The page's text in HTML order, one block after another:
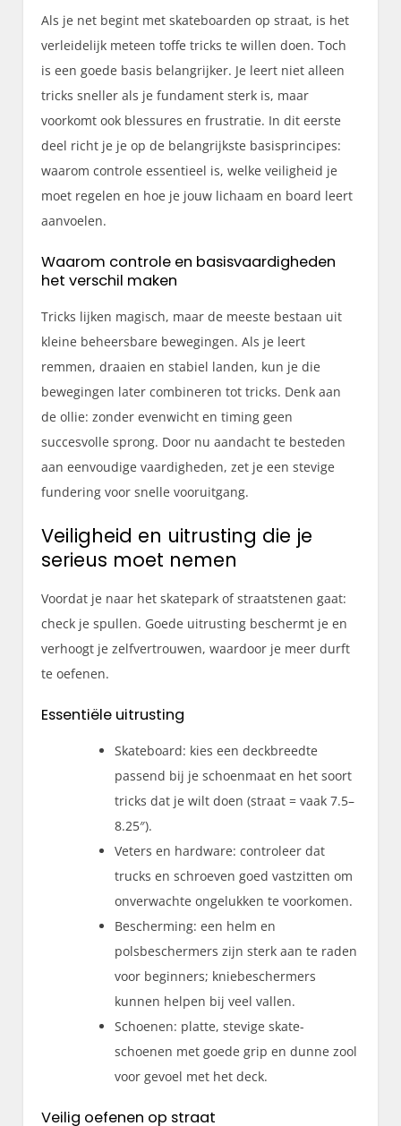
Als je net begint met skateboarden op straat, is het
verleidelijk meteen toffe tricks te willen doen. Toch
is een goede basis belangrijker. Je leert niet alleen
tricks sneller als je fundament sterk is, maar
voorkomt ook blessures en frustratie. In dit eerste
deel richt je je op de belangrijkste basisprincipes:
waarom controle essentieel is, welke veiligheid je
moet regelen en hoe je jouw lichaam en board leert
aanvoelen.
Waarom controle en basisvaardigheden
het verschil maken
Tricks lijken magisch, maar de meeste bestaan uit
kleine beheersbare bewegingen. Als je leert
remmen, draaien en stabiel landen, kun je die
bewegingen later combineren tot tricks. Denk aan
de ollie: zonder evenwicht en timing geen
succesvolle sprong. Door nu aandacht te besteden
aan eenvoudige vaardigheden, zet je een stevige
fundering voor snelle vooruitgang.
Veiligheid en uitrusting die je
serieus moet nemen
Voordat je naar het skatepark of straatstenen gaat:
check je spullen. Goede uitrusting beschermt je en
verhoogt je zelfvertrouwen, waardoor je meer durft
te oefenen.
Essentiële uitrusting
Skateboard: kies een deckbreedte
passend bij je schoenmaat en het soort
tricks dat je wilt doen (straat = vaak 7.5–
8.25″).
Veters en hardware: controleer dat
trucks en schroeven goed vastzitten om
onverwachte ongelukken te voorkomen.
Bescherming: een helm en
polsbeschermers zijn sterk aan te raden
voor beginners; kniebeschermers
kunnen helpen bij veel vallen.
Schoenen: platte, stevige skate-
schoenen met goede grip en dunne zool
voor gevoel met het deck.
Veilig oefenen op straat